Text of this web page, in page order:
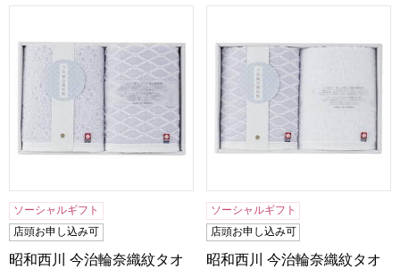
ソーシャルギフト
店頭お申し込み可
昭和西川 今治輪奈織紋タオ
ソーシャルギフト
店頭お申し込み可
昭和西川 今治輪奈織紋タオ